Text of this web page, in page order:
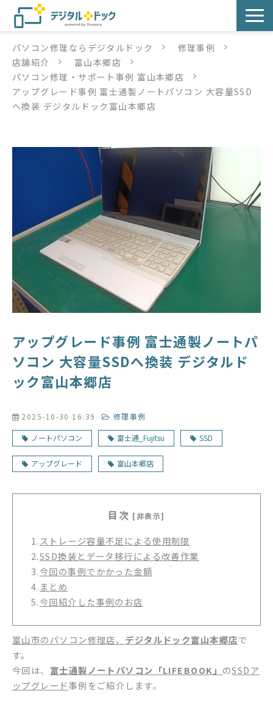
パソコン修理
サービス
デジタルドックブログ
パソコン修理ならデジタルドック
修理事例
店舗紹介
富山本郷店
パソコン修理・サポート事例 富山本郷店
アップグレード事例 富士通製ノートパソコン 大容量SSD
へ換装 デジタルドック富山本郷店
アップグレード事例 富士通製ノートパ
ソコン 大容量SSDへ換装 デジタルド
ック富山本郷店
2025-10-30 16:39 修理事例
ノートパソコン 富士通_Fujitsu SSD
アップグレード 富山本郷店
目次 [非表示]
1. ストレージ容量不足による使用制限
2.SSD換装とデータ移行による改善作業
3.今回の事例でかかった金額
4. まとめ
5.今回紹介した事例のお店
富山市のパソコン修理店、 デジタルドック富山本郷店で
す。
今回は、 富士通製ノートパソコン「LIFEBOOK」 のSSDア
ップグレード事例をご紹介します。